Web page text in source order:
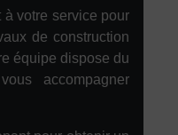
à votre service pour
de construction
équipe dispose du
accompagner